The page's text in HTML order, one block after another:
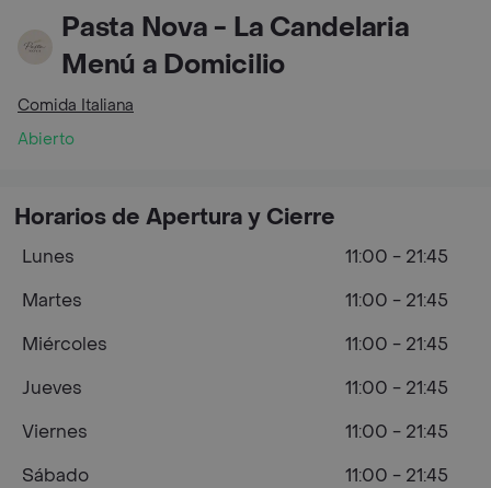
Pasta Nova - La Candelaria
Menú a Domicilio
Comida Italiana
Abierto
Horarios de Apertura y Cierre
Lunes
11:00 - 21:45
Martes
11:00 - 21:45
Miércoles
11:00 - 21:45
Jueves
11:00 - 21:45
Viernes
11:00 - 21:45
Sábado
11:00 - 21:45